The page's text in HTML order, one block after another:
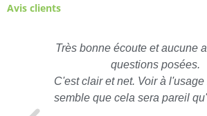
Avis clients
Très bonne écoute et aucune
questions posées.
C'est clair et net. Voir à
semble que cela sera pareil